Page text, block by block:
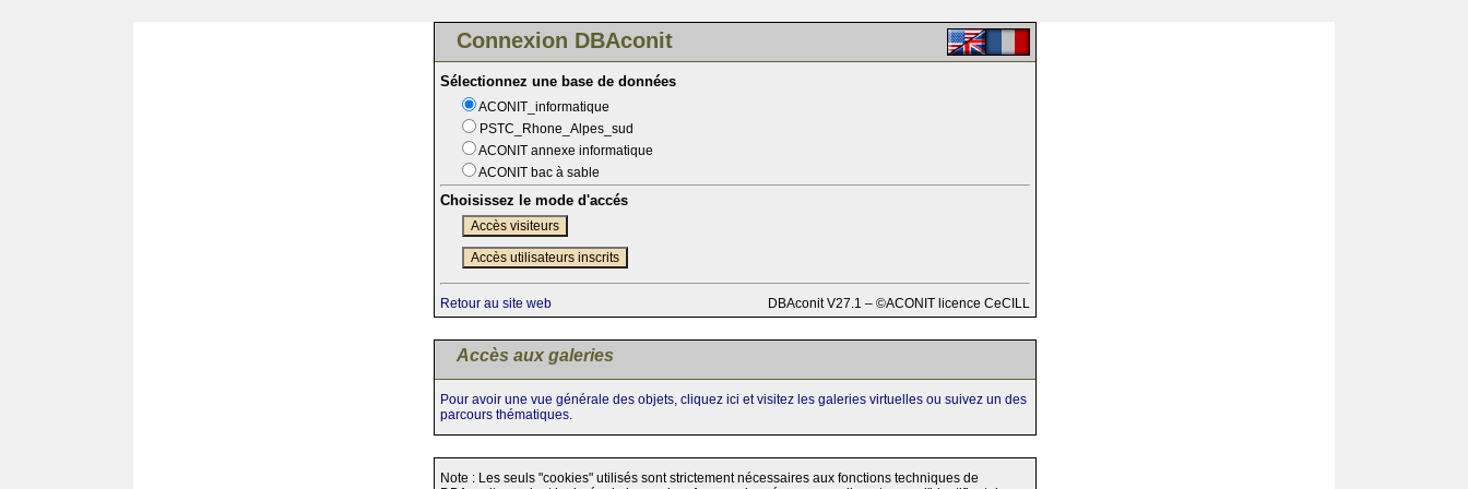
Connexion DBAconit
Sélectionnez une base de données
ACONIT_informatique
PSTC_Rhone_Alpes_sud
ACONIT annexe informatique
ACONIT bac à sable
Choisissez le mode d'accés
Accès visiteurs
Accès utilisateurs inscrits
Retour au site web DBAconit V27.1 – ©ACONIT licence CeCILL
Accès aux galeries
Pour avoir une vue générale des objets, cliquez ici et visitez les galeries virtuelles ou suivez un des
parcours thématiques.
Note : Les seuls "cookies" utilisés sont strictement nécessaires aux fonctions techniques de